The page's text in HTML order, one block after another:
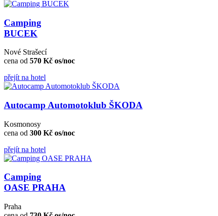
Camping
BUCEK
Nové Strašecí
cena od 570 Kč os/noc
přejít na hotel
Autocamp Automotoklub ŠKODA
Kosmonosy
cena od 300 Kč os/noc
přejít na hotel
Camping
OASE PRAHA
Praha